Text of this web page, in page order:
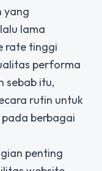
yang
lama
rate tinggi
performa
sebab itu,
rutin untuk
berbagai
penting